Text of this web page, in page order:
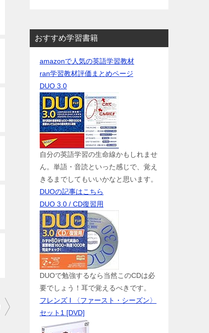
おすすめ学習書籍
amazonで人気の英語学習教材
ran学習教材評価まとめページ
DUO 3.0
自分の英語学習の生命線かもしれませ
ん。単語・音読といった感じで、覚え
きるまでしてもいいかなと思います。
DUOの記事はこちら
DUO 3.0 / CD復習用
DUOで勉強するなら当然このCDは必
要でしょう！耳で覚えるべきです。
フレンズ I 〈ファースト・シーズン〉
セット1 [DVD]